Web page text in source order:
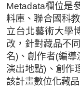
Metadata欄位是
料庫、聯合國科
立台北藝術大學
改，針對藏品不
名)、創作者(編
演出地點)、創作
該計畫數位化藏